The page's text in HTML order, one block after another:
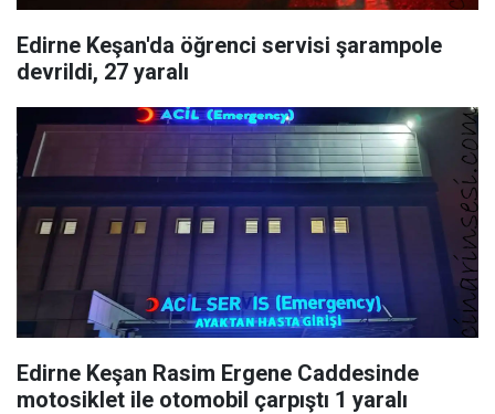
Edirne Keşan'da öğrenci servisi şarampole
devrildi, 27 yaralı
Edirne Keşan Rasim Ergene Caddesinde
motosiklet ile otomobil çarpıştı 1 yaralı